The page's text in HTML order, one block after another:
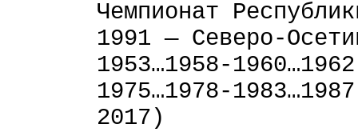
Чемпионат
1991 — Северо-
1953…1958-
1975…1978-
2017)